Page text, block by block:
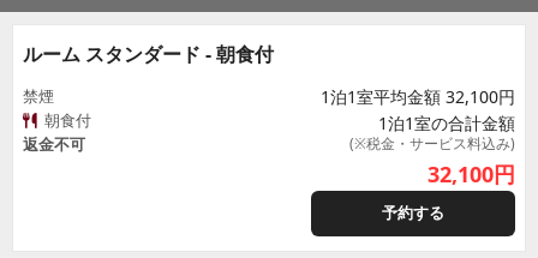
ルーム スタンダード - 朝食付
禁煙
朝食付
返金不可
1泊1室平均金額 32,100円
1泊1室の合計金額
(※税金・サービス料込み)
32,100円
予約する